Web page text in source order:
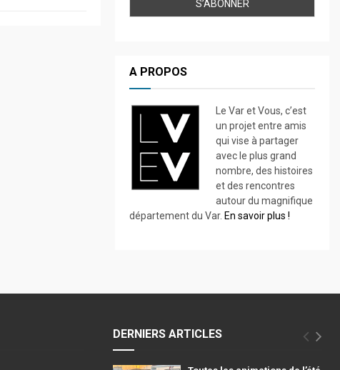
A PROPOS
Le Var et Vous, c’est
un projet entre amis
qui vise à partager
avec le plus grand
nombre, des histoires
et des rencontres
autour du magnifique
département du Var. En savoir plus !
DERNIERS ARTICLES